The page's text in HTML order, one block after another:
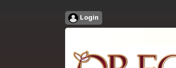
Login